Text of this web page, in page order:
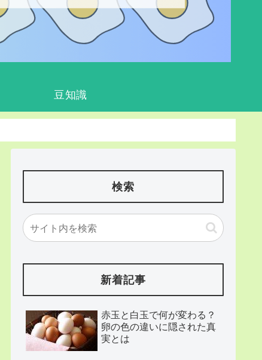
豆知識
検索
新着記事
赤玉と白玉で何が変わる？
卵の色の違いに隠された真
実とは